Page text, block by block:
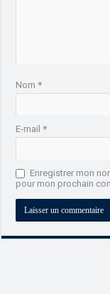
Nom*
E-mail*
Enregistrer mon
pour mon prochain